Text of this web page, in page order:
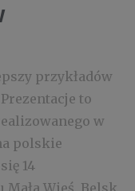
przykładów
to
w
polskie
14
Wieś, Belsk